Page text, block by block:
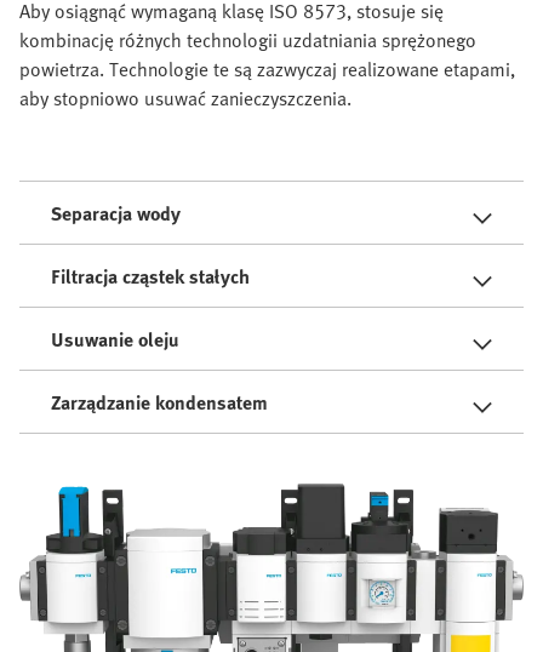
Aby osiągnąć wymaganą klasę ISO 8573, stosuje się
kombinację różnych technologii uzdatniania sprężonego
powietrza. Technologie te są zazwyczaj realizowane etapami,
aby stopniowo usuwać zanieczyszczenia.
Separacja wody
Filtracja cząstek stałych
Usuwanie oleju
Zarządzanie kondensatem